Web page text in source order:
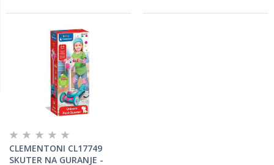
CLEMENTONI CL17749
SKUTER NA GURANJE -